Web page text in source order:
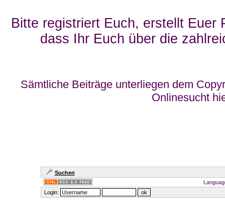
Bitte registriert Euch, erstellt Euer
dass Ihr Euch über die
Sämtliche Beiträge unterliegen dem
Onlinesucht
Suchen
Login: